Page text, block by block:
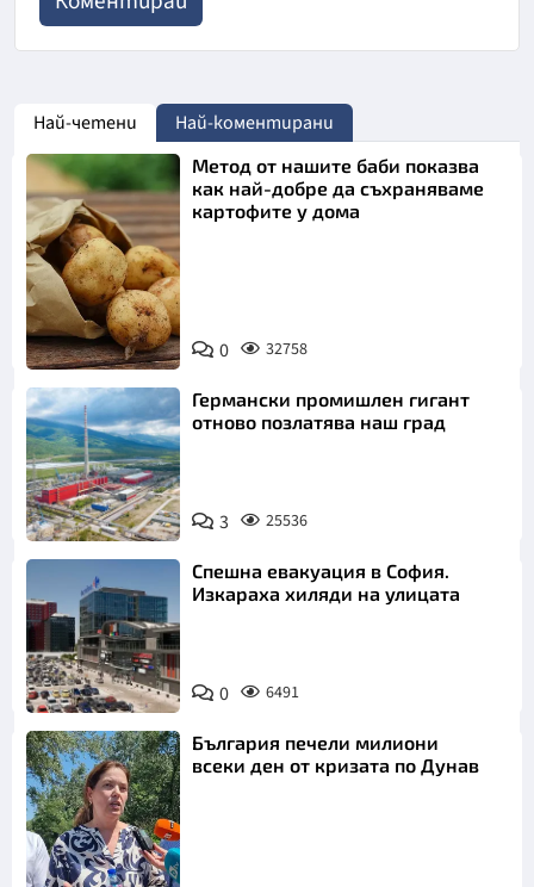
Най-четени Най-коментирани
Снимка:
Пиксабей
Метод от нашите баби показва
как най-добре да съхраняваме
картофите у дома
0 32758
Германски промишлен гигант
отново позлатява наш град
3 25536
Спешна евакуация в София.
Изкараха хиляди на улицата
0 6491
България печели милиони
всеки ден от кризата по Дунав